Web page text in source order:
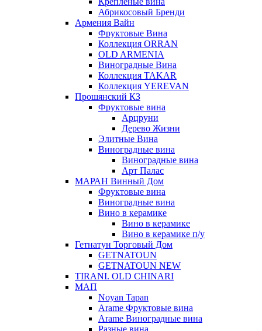
Абрикосовый Бренди
Армения Вайн
Фруктовые Вина
Коллекция ORRAN
OLD ARMENIA
Виноградные Вина
Коллекция TAKAR
Коллекция YEREVAN
Прошянский КЗ
Фруктовые вина
Арцруни
Дерево Жизни
Элитные Вина
Виноградные вина
Виноградные вина
Арт Палас
МАРАН Винный Дом
Фруктовые вина
Виноградные вина
Вино в керамике
Вино в керамике
Вино в керамике п/у
Гетнатун Торговый Дом
GETNATOUN
GETNATOUN NEW
TIRANI. OLD CHINARI
МАП
Noyan Tapan
Arame Фруктовые вина
Arame Виноградные вина
Разные вина